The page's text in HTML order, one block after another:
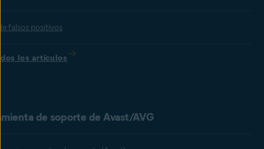
falsos positivos
los artículos
de soporte de Avast/AVG